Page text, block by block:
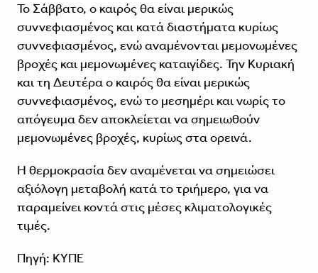
Το Σάββατο, ο καιρός θα είναι μερικώς
συννεφιασμένος και κατά διαστήματα κυρίως
συννεφιασμένος, ενώ αναμένονται μεμονωμένες
βροχές και μεμονωμένες καταιγίδες. Την Κυριακή
και τη Δευτέρα ο καιρός θα είναι μερικώς
συννεφιασμένος, ενώ το μεσημέρι και νωρίς το
απόγευμα δεν αποκλείεται να σημειωθούν
μεμονωμένες βροχές, κυρίως στα ορεινά.
Η θερμοκρασία δεν αναμένεται να σημειώσει
αξιόλογη μεταβολή κατά το τριήμερο, για να
παραμείνει κοντά στις μέσες κλιματολογικές
τιμές.
Πηγή: ΚΥΠΕ